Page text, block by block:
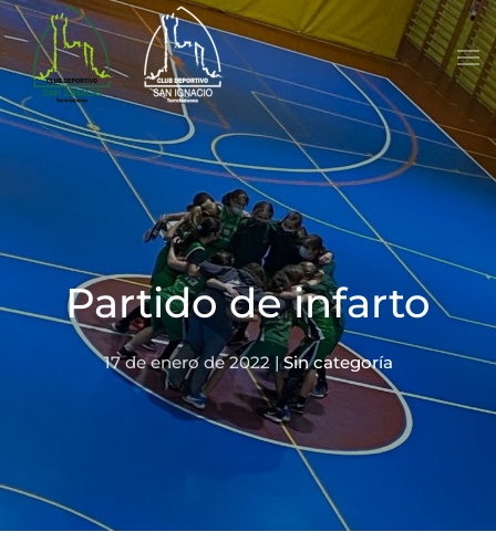
Skip to main content
Partido de infarto
17 de enero de 2022|Sin categoría